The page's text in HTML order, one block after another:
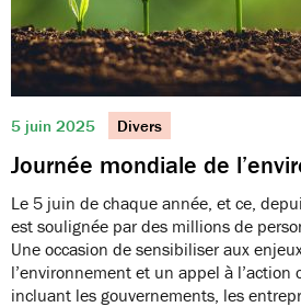
5 juin 2025 Divers
Journée mondiale de
Le 5 juin de chaque année, et ce,
est soulignée par des millions de
Une occasion de sensibiliser aux
l’environnement et un appel à l’action
incluant les gouvernements, les